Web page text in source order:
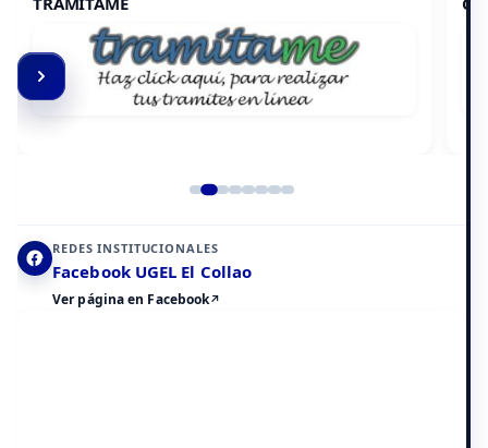
REDES INSTITUCIONALES
Facebook UGEL El Collao
Ver página en Facebook